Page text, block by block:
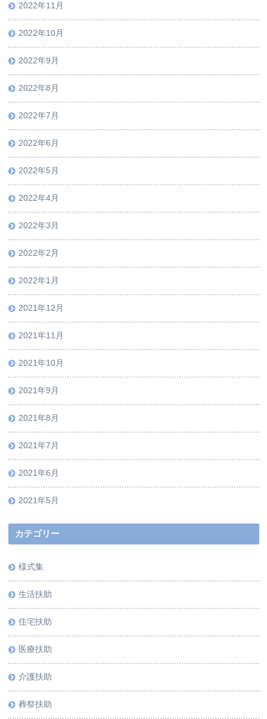
2022年11月
2022年10月
2022年9月
2022年8月
2022年7月
2022年6月
2022年5月
2022年4月
2022年3月
2022年2月
2022年1月
2021年12月
2021年11月
2021年10月
2021年9月
2021年8月
2021年7月
2021年6月
2021年5月
カテゴリー
様式集
生活扶助
住宅扶助
医療扶助
介護扶助
葬祭扶助